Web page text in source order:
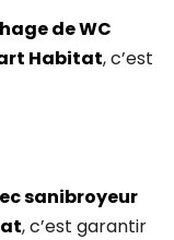
de WC
Habitat, c’est
sanibroyeur
, c’est garantir